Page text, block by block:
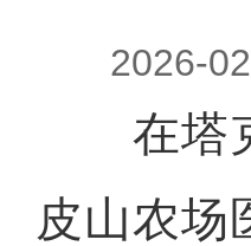
2026-
在塔克
皮山农场